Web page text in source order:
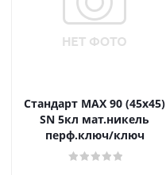
Стандарт MAX 90 (45х45)
SN 5кл мат.никель
перф.ключ/ключ